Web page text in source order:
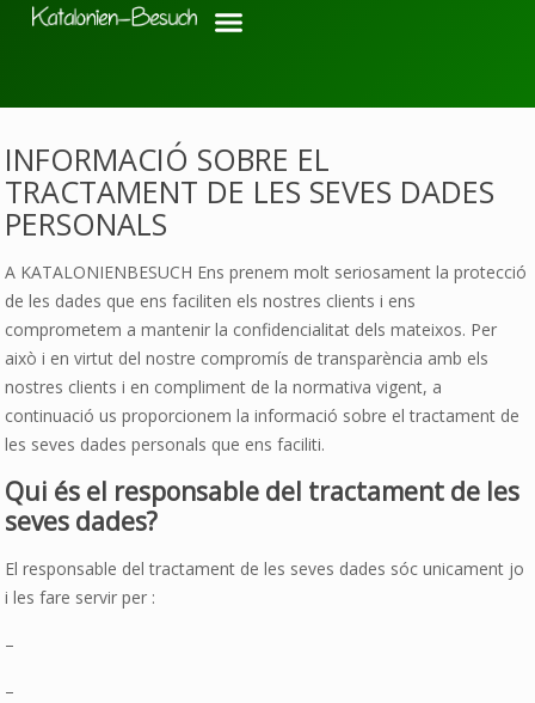
INFORMACIÓ SOBRE EL
TRACTAMENT DE LES SEVES DADES
PERSONALS
A KATALONIENBESUCH Ens prenem molt seriosament la protecció
de les dades que ens faciliten els nostres clients i ens
comprometem a mantenir la confidencialitat dels mateixos. Per
això i en virtut del nostre compromís de transparència amb els
nostres clients i en compliment de la normativa vigent, a
continuació us proporcionem la informació sobre el tractament de
les seves dades personals que ens faciliti.
Qui és el responsable del tractament de les
seves dades?
El responsable del tractament de les seves dades sóc unicament jo
i les fare servir per :
–
–